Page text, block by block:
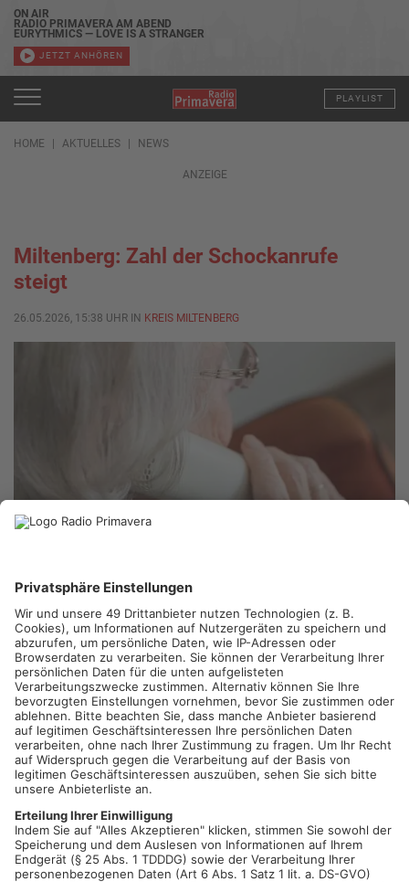
ON AIR
RADIO PRIMAVERA AM ABEND
EURYTHMICS — LOVE IS A STRANGER
JETZT ANHÖREN
PLAYLIST
HOME AKTUELLES NEWS
ANZEIGE
Miltenberg: Zahl der Schockanrufe
steigt
26.05.2026, 15:38 UHR IN KREIS MILTENBERG
MILTENBERG. Die Polizei warnt derzeit im Raum Miltenberg
vor einer Häufung sogenannter Schockanrufe. Betrüger geben
sich dabei als Polizisten, Ärzte oder Bankmitarbeiter aus, um
an Geld oder Wertgegenstände der Opfer zu gelangen. Trotz
intensiver Präventionsarbeit gelingt es den Tätern immer
wieder, Menschen zu täuschen und zu schädigen. Die Polizei
betont, dass sie niemals nach Geld oder Vermögen fragt und
solche Forderungen nicht zu ihrer Arbeit gehören.
Artikel teilen